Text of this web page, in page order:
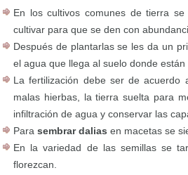
En los cultivos comunes de tierra
cultivar para que se den con
Después de plantarlas se les da un
el agua que llega al suelo donde están
La fertilización debe ser de acuerdo
malas hierbas, la tierra suelta para
infiltración de agua y conservar las
Para sembrar dalias en macetas se
En la variedad de las semillas se
florezcan.